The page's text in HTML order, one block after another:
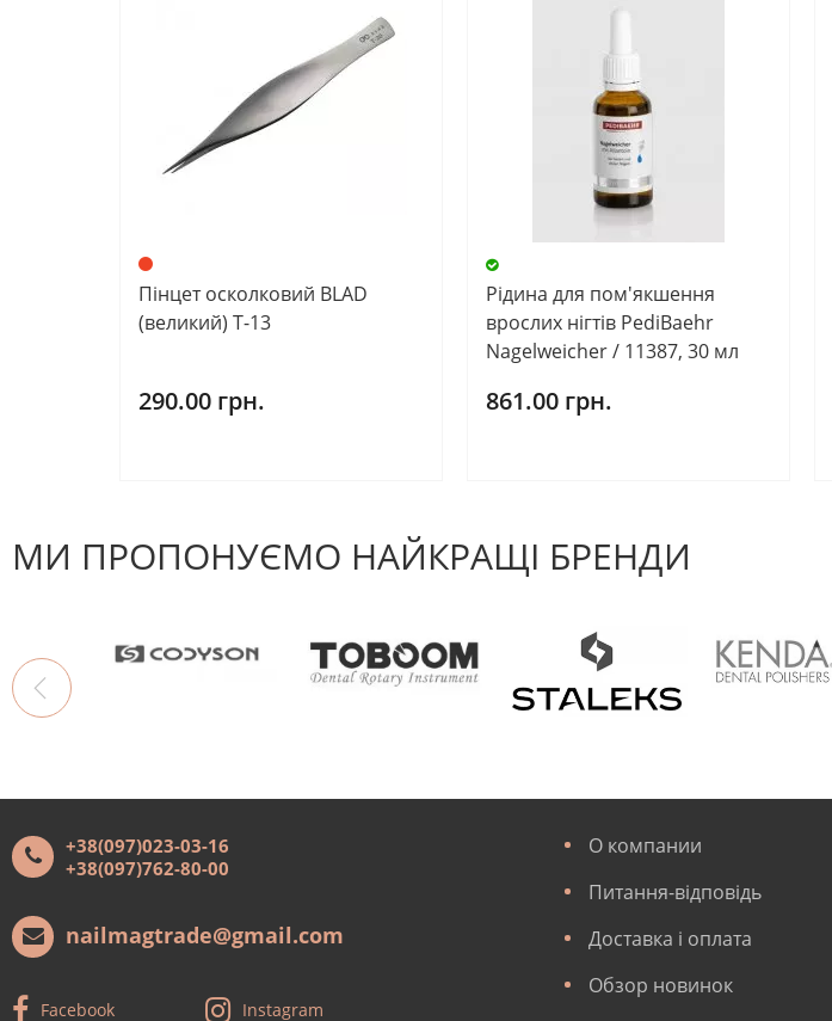
Пінцет осколковий BLAD
(великий) Т-13
290.00 грн.
Рідина для пом'якшення
врослих нігтів PediBaehr
Nagelweicher / 11387, 30 мл
861.00 грн.
МИ ПРОПОНУЄМО НАЙКРАЩІ БРЕНДИ
+38(097)023-03-16
+38(097)762-80-00
nailmagtrade@gmail.com
Facebook Instagram
О компании
Питання-відповідь
Доставка і оплата
Обзор новинок